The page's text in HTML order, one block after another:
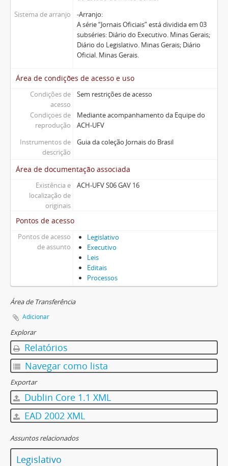
Sistema de arranjo
-Arranjo:
A série “Jornais Oficiais” está dividida em 03
subséries: Diário do Executivo. Minas Gerais;
Diário do Legislativo. Minas Gerais; Diário
Oficial. Minas Gerais.
Área de condições de acesso e uso
Condições de
acesso
Sem restrições de acesso
Condiçoes de
reprodução
Mediante acompanhamento da Equipe do
ACH-UFV
Instrumentos de
descrição
Guia da coleção Jornais do Brasil
Área de documentação associada
Existência e
localização de
originais
ACH-UFV S06 GAV 16
Pontos de acesso
Pontos de acesso
de assunto
Legislativo
Executivo
Leis
Editais
Processos
Área de Transferência
Adicionar
Explorar
Relatórios
Navegar como lista
Exportar
Dublin Core 1.1 XML
EAD 2002 XML
Assuntos relacionados
Legislativo